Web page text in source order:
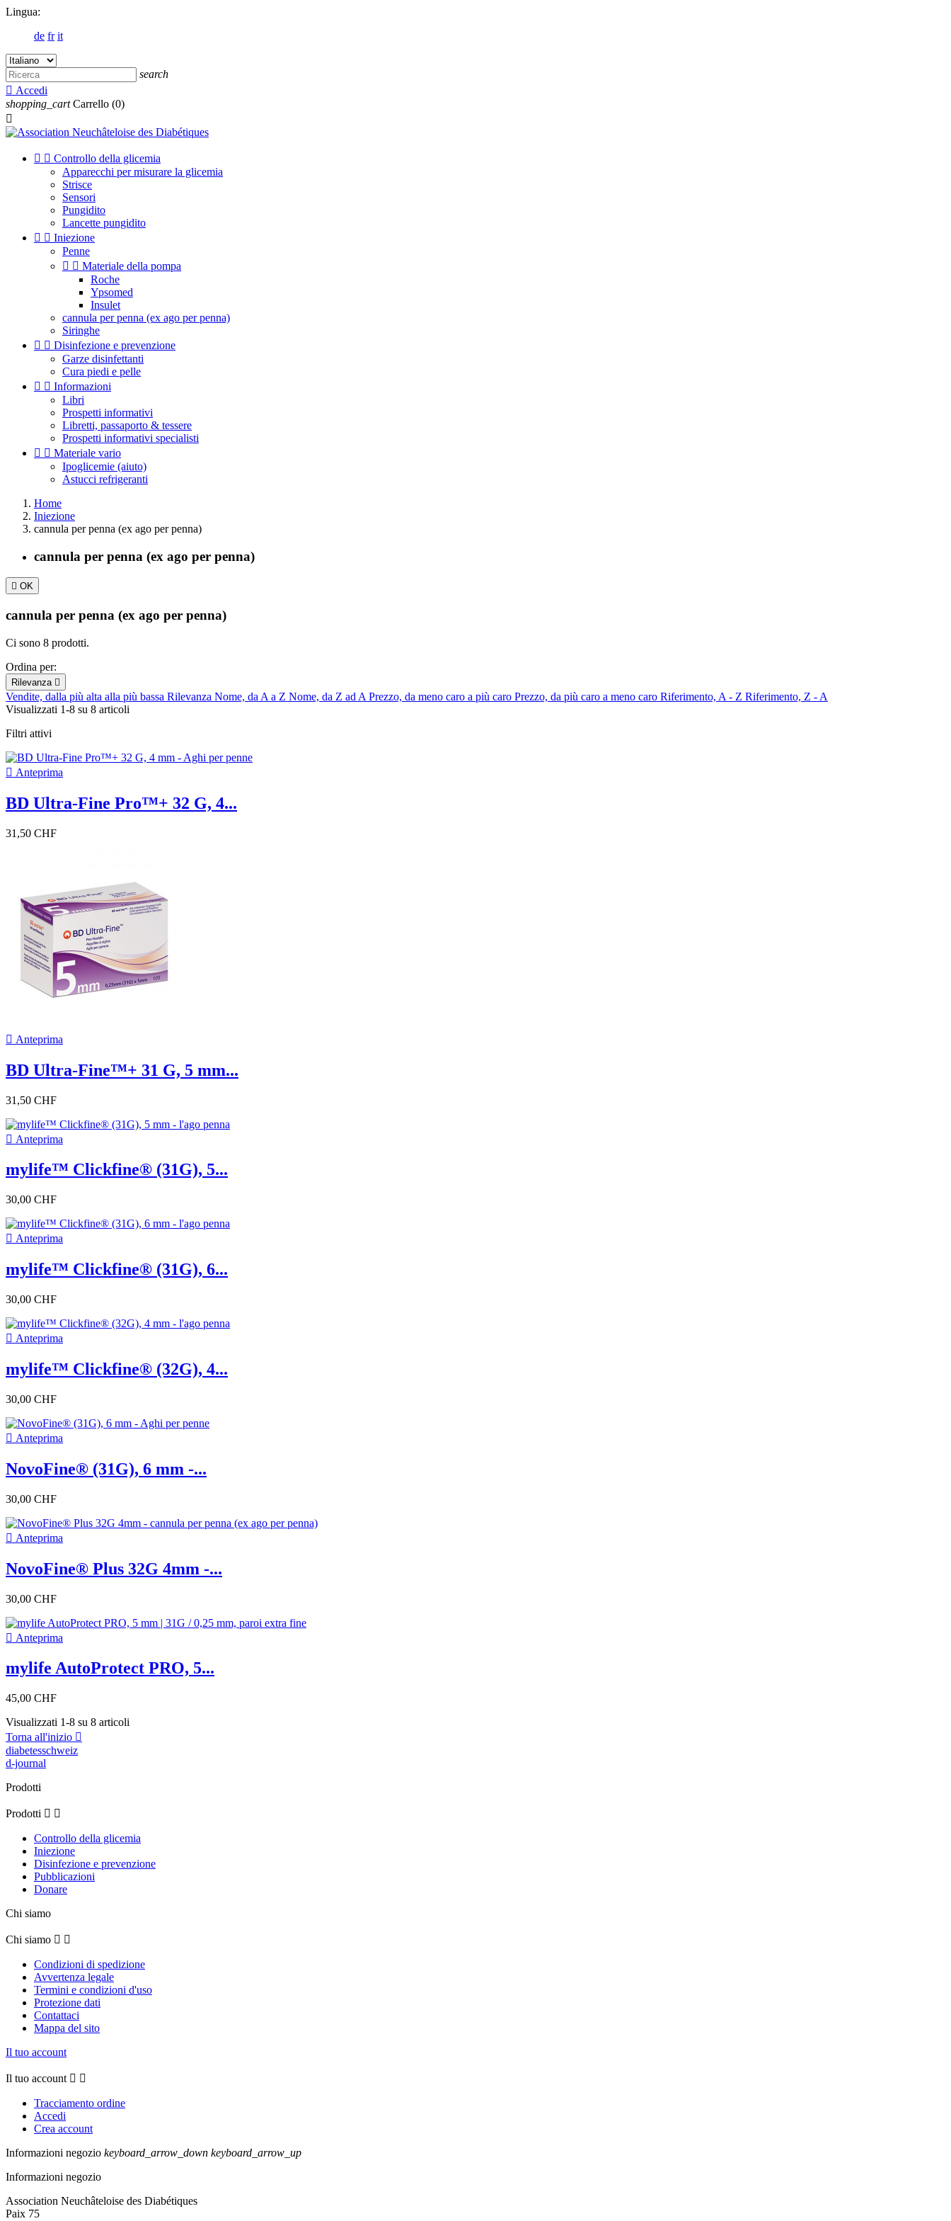
Lingua:
de fr it
search
 Accedi
shopping_cart Carrello (0)

  Controllo della glicemia
Apparecchi per misurare la glicemia
Strisce
Sensori
Pungidito
Lancette pungidito
  Iniezione
Penne
  Materiale della pompa
Roche
Ypsomed
Insulet
cannula per penna (ex ago per penna)
Siringhe
  Disinfezione e prevenzione
Garze disinfettanti
Cura piedi e pelle
  Informazioni
Libri
Prospetti informativi
Libretti, passaporto & tessere
Prospetti informativi specialisti
  Materiale vario
Ipoglicemie (aiuto)
Astucci refrigeranti
Home
Iniezione
cannula per penna (ex ago per penna)
cannula per penna (ex ago per penna)
 OK
cannula per penna (ex ago per penna)
Ci sono 8 prodotti.
Ordina per:
Rilevanza 
Vendite, dalla più alta alla più bassa Rilevanza Nome, da A a Z Nome, da Z ad A Prezzo, da meno caro a più caro Prezzo, da più caro a meno caro Riferimento, A - Z Riferimento, Z - A
Visualizzati 1-8 su 8 articoli
Filtri attivi
 Anteprima
BD Ultra-Fine Pro™+ 32 G, 4...
31,50 CHF
 Anteprima
BD Ultra-Fine™+ 31 G, 5 mm...
31,50 CHF
 Anteprima
mylife™ Clickfine® (31G), 5...
30,00 CHF
 Anteprima
mylife™ Clickfine® (31G), 6...
30,00 CHF
 Anteprima
mylife™ Clickfine® (32G), 4...
30,00 CHF
 Anteprima
NovoFine® (31G), 6 mm -...
30,00 CHF
 Anteprima
NovoFine® Plus 32G 4mm -...
30,00 CHF
 Anteprima
mylife AutoProtect PRO, 5...
45,00 CHF
Visualizzati 1-8 su 8 articoli
Torna all'inizio 
diabetesschweiz
d-journal
Prodotti
Prodotti  
Controllo della glicemia
Iniezione
Disinfezione e prevenzione
Pubblicazioni
Donare
Chi siamo
Chi siamo  
Condizioni di spedizione
Avvertenza legale
Termini e condizioni d'uso
Protezione dati
Contattaci
Mappa del sito
Il tuo account
Il tuo account  
Tracciamento ordine
Accedi
Crea account
Informazioni negozio keyboard_arrow_down keyboard_arrow_up
Informazioni negozio
Association Neuchâteloise des Diabétiques
Paix 75